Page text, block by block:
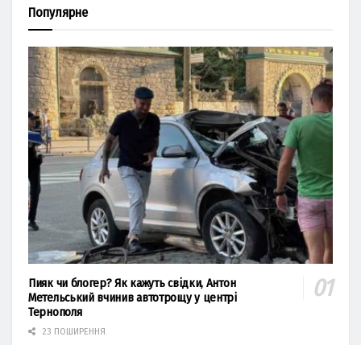
Популярне
Пияк чи блогер? Як кажуть свідки, Антон
Метельський вчинив автотрощу у центрі
Тернополя
23 ПОШИРЕННЯ